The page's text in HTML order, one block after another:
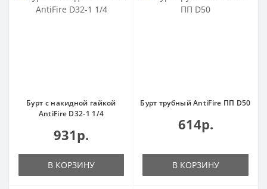
Бурт с накидной гайкой
AntiFire D32-1 1/4
931р.
В КОРЗИНУ
Бурт трубный AntiFire ПП D50
614р.
В КОРЗИНУ